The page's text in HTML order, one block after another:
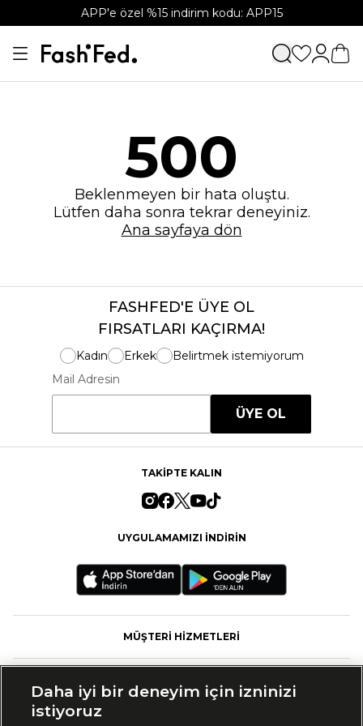
APP'e özel %15 indirim kodu: APP15
500
Beklenmeyen bir hata oluştu.
Lütfen daha sonra tekrar deneyiniz.
Ana sayfaya dön
FASHFED'E ÜYE OL
FIRSATLARI KAÇIRMA!
Kadın Erkek
Belirtmek istemiyorum
Mail Adresin
ÜYE OL
TAKİPTE KALIN
UYGULAMAMIZI İNDİRİN
MÜŞTERİ HİZMETLERİ
Daha iyi bir deneyim için izninizi
istiyoruz